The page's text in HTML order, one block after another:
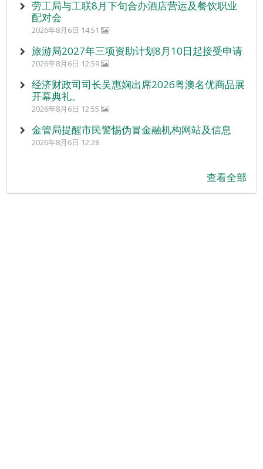
劳工局与工联8月下旬合办酒店营运及餐饮职业
配对会
2026年8月6日 14:51
旅游局2027年三项资助计划8月10日起接受申请
2026年8月6日 12:59
经济财政司司长吴惠娴出席2026粤澳名优商品展
开幕典礼。
2026年8月6日 12:55
金管局提醒市民警惕伪冒金融机构网站及信息
2026年8月6日 12:28
查看全部